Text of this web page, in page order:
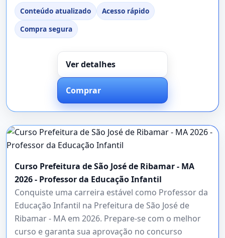
Conteúdo atualizado
Acesso rápido
Compra segura
Ver detalhes
Comprar
Curso Prefeitura de São José de Ribamar - MA
2026 - Professor da Educação Infantil
Conquiste uma carreira estável como Professor da
Educação Infantil na Prefeitura de São José de
Ribamar - MA em 2026. Prepare-se com o melhor
curso e garanta sua aprovação no concurso